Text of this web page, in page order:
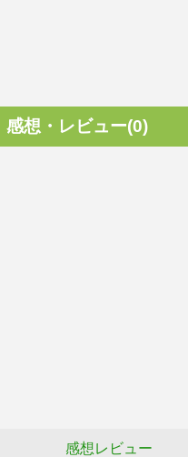
感想・レビュー(0)
感想レビュー